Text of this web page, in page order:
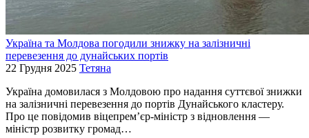
Україна та Молдова погодили знижку на залізничні
перевезення до дунайських портів
22 Грудня 2025 Тетяна
Україна домовилася з Молдовою про надання суттєвої знижки
на залізничні перевезення до портів Дунайського кластеру.
Про це повідомив віцепрем’єр-міністр з відновлення —
міністр розвитку громад…